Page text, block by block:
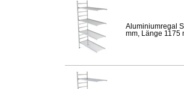
Aluminiumregal
mm, Länge 1175